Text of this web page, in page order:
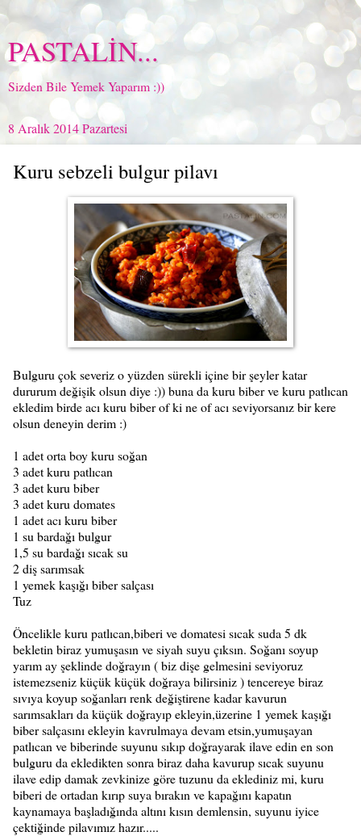
PASTALİN...
Sizden Bile Yemek Yaparım :))
8 Aralık 2014 Pazartesi
Kuru sebzeli bulgur pilavı
Bulguru çok severiz o yüzden sürekli içine bir şeyler katar
dururum değişik olsun diye :)) buna da kuru biber ve kuru patlıcan
ekledim birde acı kuru biber of ki ne of acı seviyorsanız bir kere
olsun deneyin derim :)
1 adet orta boy kuru soğan
3 adet kuru patlıcan
3 adet kuru biber
3 adet kuru domates
1 adet acı kuru biber
1 su bardağı bulgur
1,5 su bardağı sıcak su
2 diş sarımsak
1 yemek kaşığı biber salçası
Tuz
Öncelikle kuru patlıcan,biberi ve domatesi sıcak suda 5 dk
bekletin biraz yumuşasın ve siyah suyu çıksın. Soğanı soyup
yarım ay şeklinde doğrayın ( biz dişe gelmesini seviyoruz
istemezseniz küçük küçük doğraya bilirsiniz ) tencereye biraz
sıvıya koyup soğanları renk değiştirene kadar kavurun
sarımsakları da küçük doğrayıp ekleyin,üzerine 1 yemek kaşığı
biber salçasını ekleyin kavrulmaya devam etsin,yumuşayan
patlıcan ve biberinde suyunu sıkıp doğrayarak ilave edin en son
bulguru da ekledikten sonra biraz daha kavurup sıcak suyunu
ilave edip damak zevkinize göre tuzunu da eklediniz mi, kuru
biberi de ortadan kırıp suya bırakın ve kapağını kapatın
kaynamaya başladığında altını kısın demlensin, suyunu iyice
çektiğinde pilavımız hazır.....